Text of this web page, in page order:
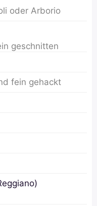
oder Arborio
geschnitten
fein gehackt